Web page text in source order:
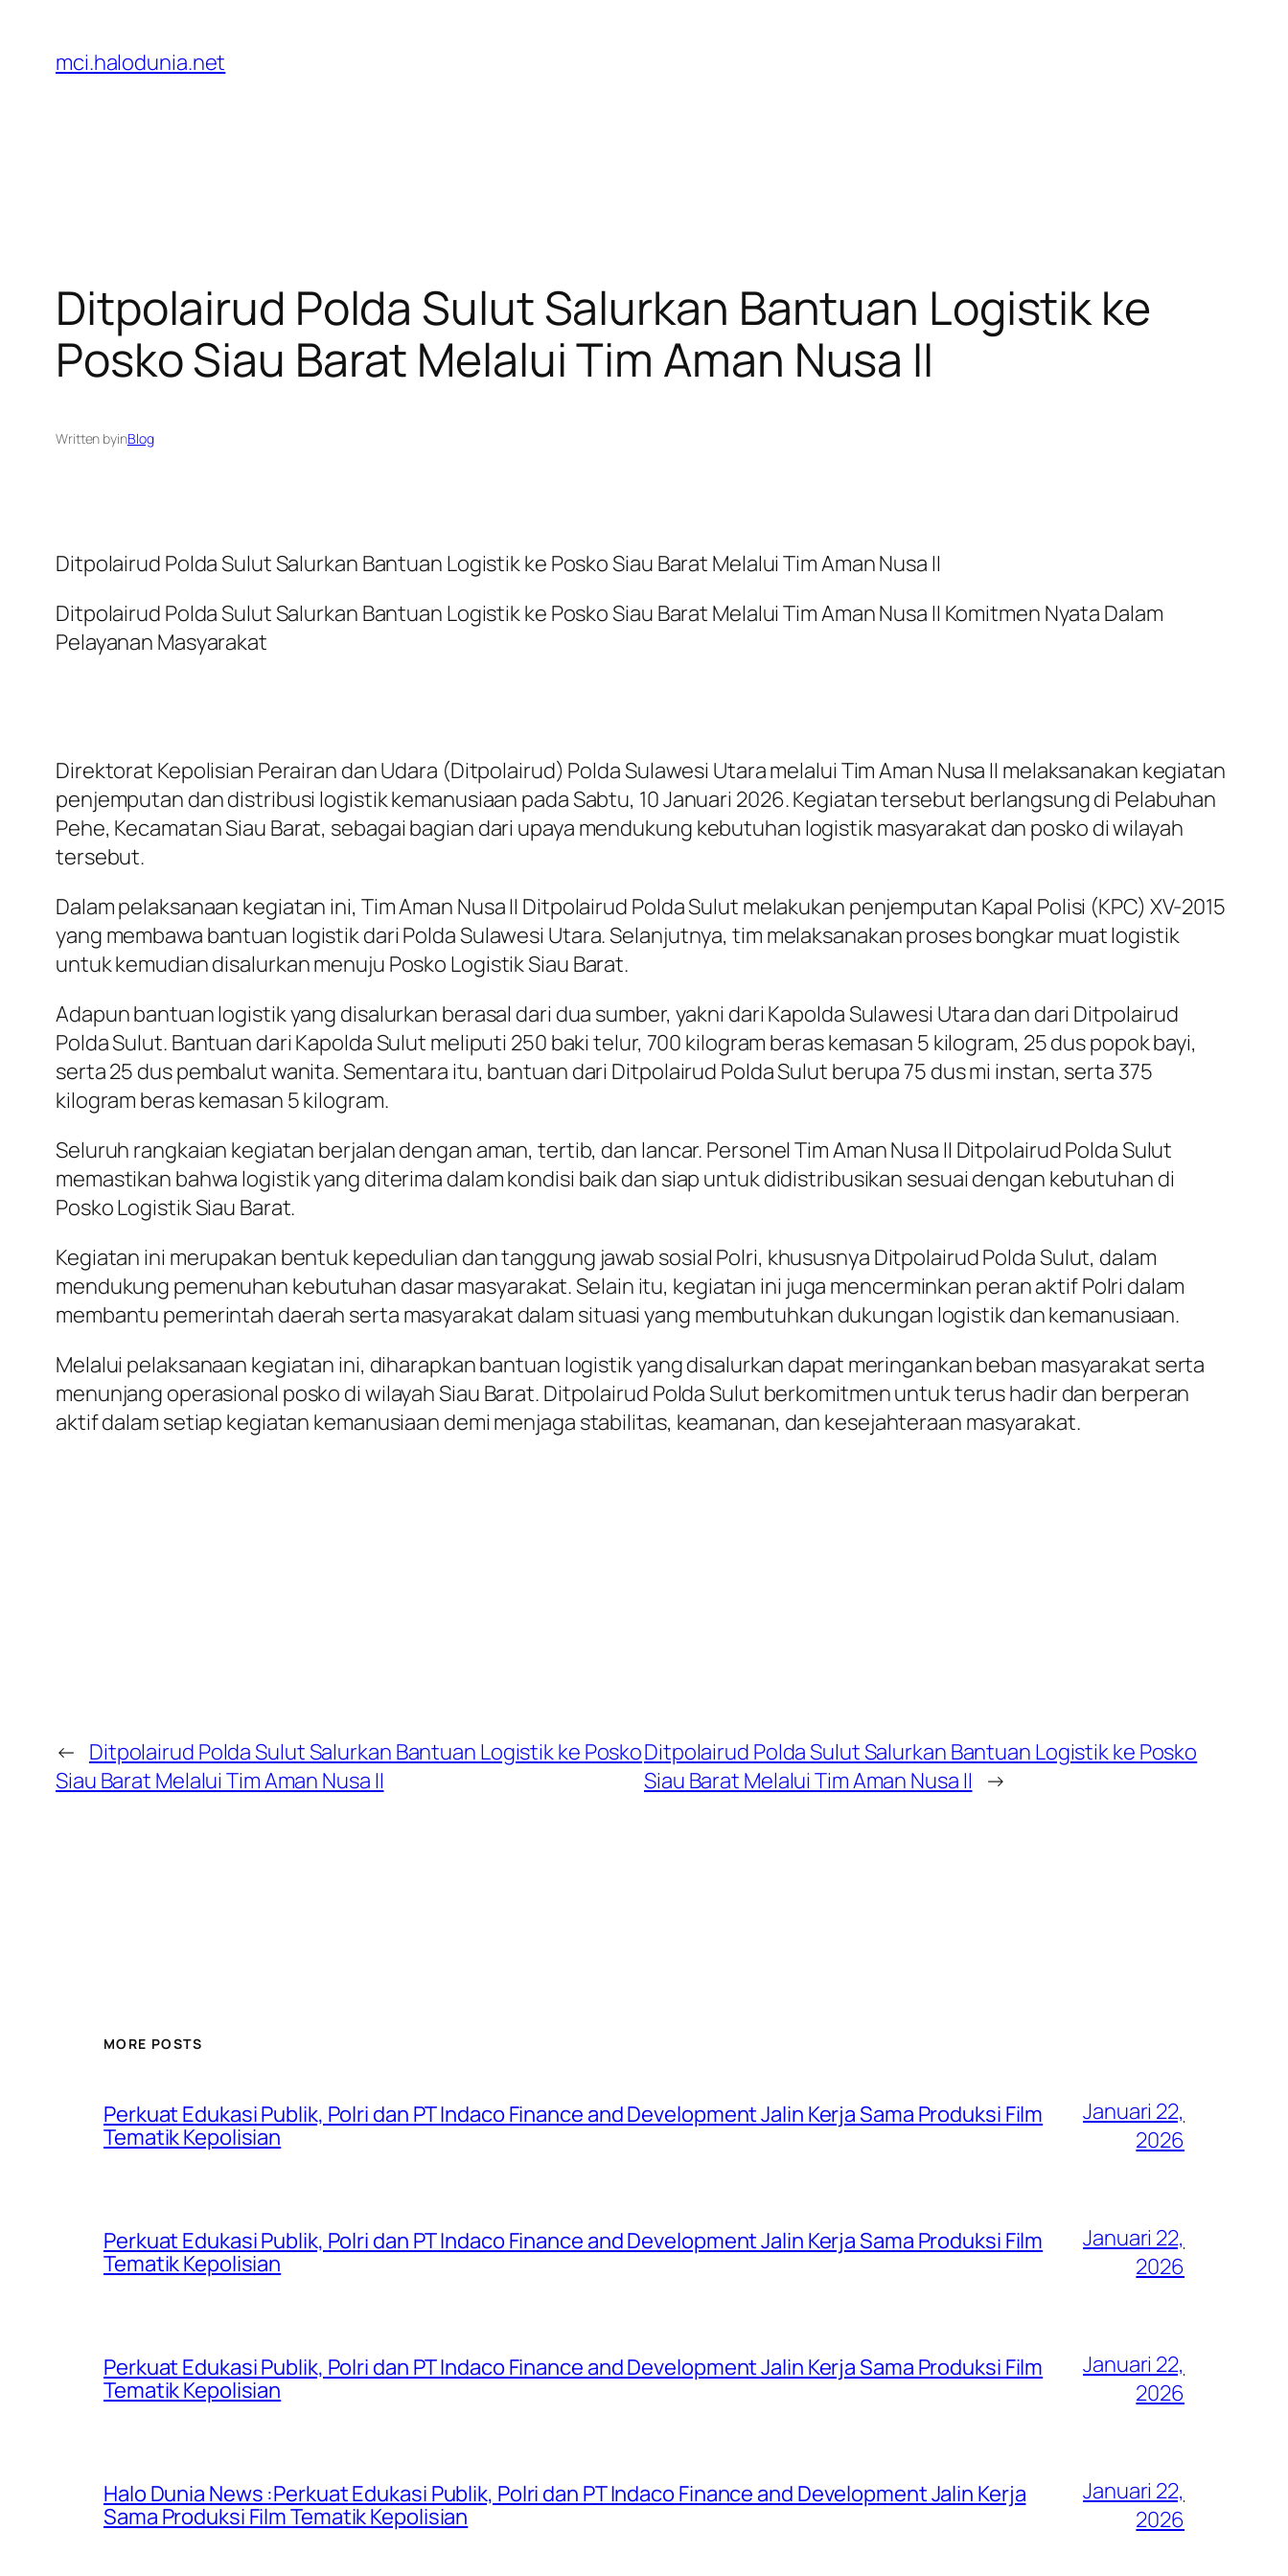
konten
mci.halodunia.net
Ditpolairud Polda Sulut Salurkan Bantuan Logistik ke
Posko Siau Barat Melalui Tim Aman Nusa II
Written byinBlog
Ditpolairud Polda Sulut Salurkan Bantuan Logistik ke Posko Siau Barat Melalui Tim Aman Nusa II
Ditpolairud Polda Sulut Salurkan Bantuan Logistik ke Posko Siau Barat Melalui Tim Aman Nusa II Komitmen Nyata Dalam
Pelayanan Masyarakat
Direktorat Kepolisian Perairan dan Udara (Ditpolairud) Polda Sulawesi Utara melalui Tim Aman Nusa II melaksanakan kegiatan
penjemputan dan distribusi logistik kemanusiaan pada Sabtu, 10 Januari 2026. Kegiatan tersebut berlangsung di Pelabuhan
Pehe, Kecamatan Siau Barat, sebagai bagian dari upaya mendukung kebutuhan logistik masyarakat dan posko di wilayah
tersebut.
Dalam pelaksanaan kegiatan ini, Tim Aman Nusa II Ditpolairud Polda Sulut melakukan penjemputan Kapal Polisi (KPC) XV-2015
yang membawa bantuan logistik dari Polda Sulawesi Utara. Selanjutnya, tim melaksanakan proses bongkar muat logistik
untuk kemudian disalurkan menuju Posko Logistik Siau Barat.
Adapun bantuan logistik yang disalurkan berasal dari dua sumber, yakni dari Kapolda Sulawesi Utara dan dari Ditpolairud
Polda Sulut. Bantuan dari Kapolda Sulut meliputi 250 baki telur, 700 kilogram beras kemasan 5 kilogram, 25 dus popok bayi,
serta 25 dus pembalut wanita. Sementara itu, bantuan dari Ditpolairud Polda Sulut berupa 75 dus mi instan, serta 375
kilogram beras kemasan 5 kilogram.
Seluruh rangkaian kegiatan berjalan dengan aman, tertib, dan lancar. Personel Tim Aman Nusa II Ditpolairud Polda Sulut
memastikan bahwa logistik yang diterima dalam kondisi baik dan siap untuk didistribusikan sesuai dengan kebutuhan di
Posko Logistik Siau Barat.
Kegiatan ini merupakan bentuk kepedulian dan tanggung jawab sosial Polri, khususnya Ditpolairud Polda Sulut, dalam
mendukung pemenuhan kebutuhan dasar masyarakat. Selain itu, kegiatan ini juga mencerminkan peran aktif Polri dalam
membantu pemerintah daerah serta masyarakat dalam situasi yang membutuhkan dukungan logistik dan kemanusiaan.
Melalui pelaksanaan kegiatan ini, diharapkan bantuan logistik yang disalurkan dapat meringankan beban masyarakat serta
menunjang operasional posko di wilayah Siau Barat. Ditpolairud Polda Sulut berkomitmen untuk terus hadir dan berperan
aktif dalam setiap kegiatan kemanusiaan demi menjaga stabilitas, keamanan, dan kesejahteraan masyarakat.
← Ditpolairud Polda Sulut Salurkan Bantuan Logistik ke Posko
Siau Barat Melalui Tim Aman Nusa II
Ditpolairud Polda Sulut Salurkan Bantuan Logistik ke Posko
Siau Barat Melalui Tim Aman Nusa II →
MORE POSTS
Perkuat Edukasi Publik, Polri dan PT Indaco Finance and Development Jalin Kerja Sama Produksi Film
Tematik Kepolisian
Januari 22,
2026
Perkuat Edukasi Publik, Polri dan PT Indaco Finance and Development Jalin Kerja Sama Produksi Film
Tematik Kepolisian
Januari 22,
2026
Perkuat Edukasi Publik, Polri dan PT Indaco Finance and Development Jalin Kerja Sama Produksi Film
Tematik Kepolisian
Januari 22,
2026
Halo Dunia News :Perkuat Edukasi Publik, Polri dan PT Indaco Finance and Development Jalin Kerja
Sama Produksi Film Tematik Kepolisian
Januari 22,
2026